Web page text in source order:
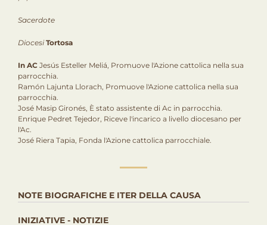
Sacerdote
Diocesi Tortosa
In AC Jesús Esteller Meliá, Promuove l'Azione cattolica nella sua
parrocchia.
Ramón Lajunta Llorach, Promuove l'Azione cattolica nella sua
parrocchia.
José Masip Gironés, È stato assistente di Ac in parrocchia.
Enrique Pedret Tejedor, Riceve l'incarico a livello diocesano per
l'Ac.
José Riera Tapia, Fonda l'Azione cattolica parrocchiale.
NOTE BIOGRAFICHE E ITER DELLA CAUSA
INIZIATIVE - NOTIZIE